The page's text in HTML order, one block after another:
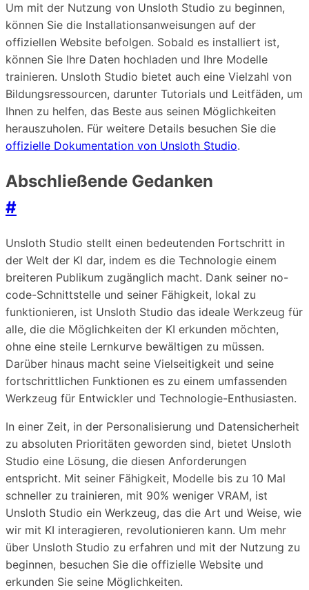
Um mit der Nutzung von Unsloth Studio zu beginnen,
können Sie die Installationsanweisungen auf der
offiziellen Website befolgen. Sobald es installiert ist,
können Sie Ihre Daten hochladen und Ihre Modelle
trainieren. Unsloth Studio bietet auch eine Vielzahl von
Bildungsressourcen, darunter Tutorials und Leitfäden, um
Ihnen zu helfen, das Beste aus seinen Möglichkeiten
herauszuholen. Für weitere Details besuchen Sie die
offizielle Dokumentation von Unsloth Studio.
Abschließende Gedanken
#
Unsloth Studio stellt einen bedeutenden Fortschritt in
der Welt der KI dar, indem es die Technologie einem
breiteren Publikum zugänglich macht. Dank seiner no-
code-Schnittstelle und seiner Fähigkeit, lokal zu
funktionieren, ist Unsloth Studio das ideale Werkzeug für
alle, die die Möglichkeiten der KI erkunden möchten,
ohne eine steile Lernkurve bewältigen zu müssen.
Darüber hinaus macht seine Vielseitigkeit und seine
fortschrittlichen Funktionen es zu einem umfassenden
Werkzeug für Entwickler und Technologie-Enthusiasten.
In einer Zeit, in der Personalisierung und Datensicherheit
zu absoluten Prioritäten geworden sind, bietet Unsloth
Studio eine Lösung, die diesen Anforderungen
entspricht. Mit seiner Fähigkeit, Modelle bis zu 10 Mal
schneller zu trainieren, mit 90% weniger VRAM, ist
Unsloth Studio ein Werkzeug, das die Art und Weise, wie
wir mit KI interagieren, revolutionieren kann. Um mehr
über Unsloth Studio zu erfahren und mit der Nutzung zu
beginnen, besuchen Sie die offizielle Website und
erkunden Sie seine Möglichkeiten.